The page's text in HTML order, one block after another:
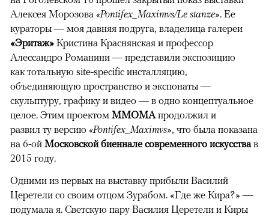
Алексея Морозова «Pontifex_Maximvs/Le stanze». Ее
кураторы — моя давняя подруга, владелица галереи
«Эритаж» Кристина Краснянская и профессор
Алессандро Романини — представили экспозицию
как тотальную site-specific инсталляцию,
объединяющую пространство и экспонаты —
скульптуру, графику и видео — в одно концептуальное
целое. Этим проектом ММОМАпродолжил и
развил ту версию «Pontifex_Maximvs», что была показана
на 6-ой Московской биеннале современного искусствав
2015 году.
Одними из первых на выставку прибыли Василий
Церетели со своим отцом Зурабом. «Где же Кира?» —
подумала я. Светскую пару Василия Церетели и Киры